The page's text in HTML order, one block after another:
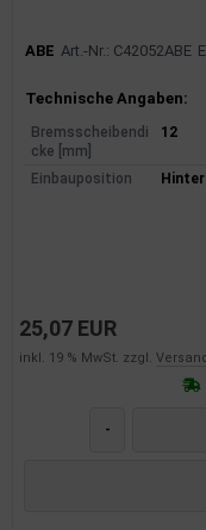
ABE Art.-Nr.: C42052ABE
Technische Angaben:
Bremsscheibendi
cke [mm]
12
Einbauposition
25,07 EUR
inkl. 19 % MwSt. zzgl.
-